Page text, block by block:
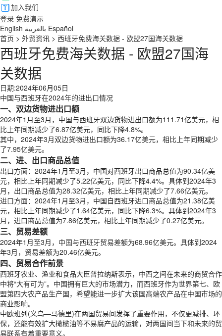
加入我们
登录 免费演示
English بالعربية Español
首页 > 外贸资讯 > 西班牙免费海关数据 - 欧盟27国海关数据
西班牙免费海关数据 - 欧盟27国海
关数据
日期:2024年06月05日
中国与西班牙在2024年的进出口情况
一、双边货物进出口额
2024年1月至3月，中国与西班牙双边货物进出口额为111.71亿美元，相
比上年同期减少了6.87亿美元，同比下降4.8%。
其中，2024年3月双边货物进出口额为36.17亿美元，相比上年同期减少
了7.95亿美元。
二、进、出口商品总值
出口方面：2024年1月至3月，中国对西班牙出口商品总值为90.34亿美
元，相比上年同期减少了5.22亿美元，同比下降4.4%。具体到2024年3
月，出口商品总值为28.32亿美元，相比上年同期减少了7.66亿美元。
进口方面：2024年1月至3月，中国自西班牙进口商品总值为21.38亿美
元，相比上年同期减少了1.64亿美元，同比下降6.3%。具体到2024年3
月，进口商品总值为7.86亿美元，相比上年同期减少了0.27亿美元。
三、贸易差额
2024年1月至3月，中国与西班牙贸易差额为68.96亿美元。具体到2024
年3月，贸易差额为20.46亿美元。
四、贸易合作前景
西班牙农业、渔业和食品大臣普拉纳斯表示，中西之间在未来的商贸合作
中将“大有可为”。中国拥有巨大的市场潜力，而西班牙作为世界第七、欧
盟第四大农产品生产国，希望能进一步扩大该国高端农产品在中国市场的
商业影响。
中欧班列(义乌—马德里)在两国贸易间发挥了重要作用，不仅更减排、环
保，还能有效扩大橄榄油等不易腐产品的运输，对两国间当下和未来的贸
易联系有着重要意义。